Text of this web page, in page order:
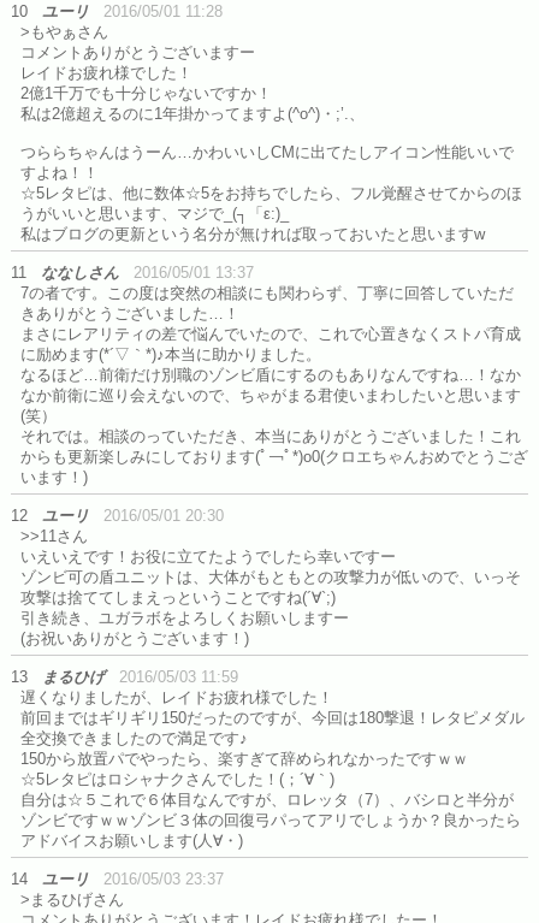
10 ユーリ
2016/05/01 11:28
>もやぁさん
コメントありがとうございますー
レイドお疲れ様でした！
2億1千万でも十分じゃないですか！
私は2億超えるのに1年掛かってますよ(^o^)・;’.、
つららちゃんはうーん…かわいいしCMに出てたしアイコン性能いいで
すよね！！
☆5レタピは、他に数体☆5をお持ちでしたら、フル覚醒させてからのほ
うがいいと思います、マジで_(┐「ε:)_
私はブログの更新という名分が無ければ取っておいたと思いますw
11 ななしさん
2016/05/01 13:37
7の者です。この度は突然の相談にも関わらず、丁寧に回答していただ
きありがとうございました…！
まさにレアリティの差で悩んでいたので、これで心置きなくストパ育成
に励めます(*´▽｀*)♪本当に助かりました。
なるほど…前衛だけ別職のゾンビ盾にするのもありなんですね…！なか
なか前衛に巡り会えないので、ちゃがまる君使いまわしたいと思います
(笑）
それでは。相談のっていただき、本当にありがとうございました！これ
からも更新楽しみにしております(ﾟ￢ﾟ*)o0(クロエちゃんおめでとうござ
います！)
12 ユーリ
2016/05/01 20:30
>>11さん
いえいえです！お役に立てたようでしたら幸いですー
ゾンビ可の盾ユニットは、大体がもともとの攻撃力が低いので、いっそ
攻撃は捨ててしまえっということですね(´∀`;)
引き続き、ユガラボをよろしくお願いしますー
(お祝いありがとうございます！)
13 まるひげ
2016/05/03 11:59
遅くなりましたが、レイドお疲れ様でした！
前回まではギリギリ150だったのですが、今回は180撃退！レタピメダル
全交換できましたので満足です♪
150から放置パでやったら、楽すぎて辞められなかったですｗｗ
☆5レタピはロシャナクさんでした！(；´∀｀)
自分は☆５これで６体目なんですが、ロレッタ（7）、バシロと半分が
ゾンビですｗｗゾンビ３体の回復弓パってアリでしょうか？良かったら
アドバイスお願いします(人∀・)
14 ユーリ
2016/05/03 23:37
>まるひげさん